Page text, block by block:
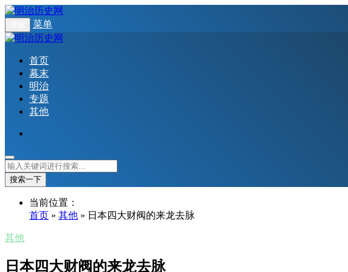
菜单
首页
幕末
明治
专题
其他
搜索一下
当前位置：
首页 » 其他 » 日本四大财阀的来龙去脉
其他
日本四大财阀的来龙去脉